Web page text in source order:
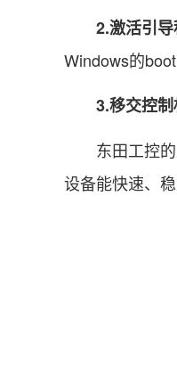
2.激活引导
Windows的
3.移交控制
东田工控的
设备能快速、